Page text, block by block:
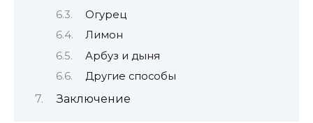
Огурец
Лимон
Арбуз и дыня
Другие способы
Заключение